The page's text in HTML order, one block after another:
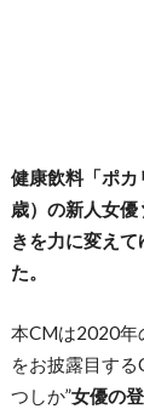
健康飲料「ポ
歳）の新人女
きを力に変え
た。
本CMは2020年
をお披露目す
つしか”女優の